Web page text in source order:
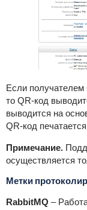
Если получателем
то QR-код
выводится на
QR-код
Примечание.
осуществляется
Метки
RabbitMQ –